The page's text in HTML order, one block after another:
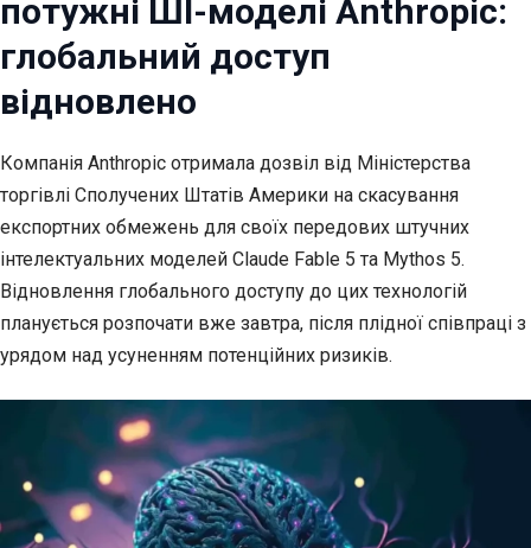
потужні ШІ-моделі Anthropic:
глобальний доступ
відновлено
Компанія Anthropic отримала дозвіл від Міністерства
торгівлі Сполучених Штатів Америки на скасування
експортних обмежень для своїх передових штучних
інтелектуальних моделей Claude Fable 5 та Mythos 5.
Відновлення глобального доступу до цих технологій
планується розпочати вже завтра, після плідної співпраці з
урядом над усуненням потенційних ризиків.